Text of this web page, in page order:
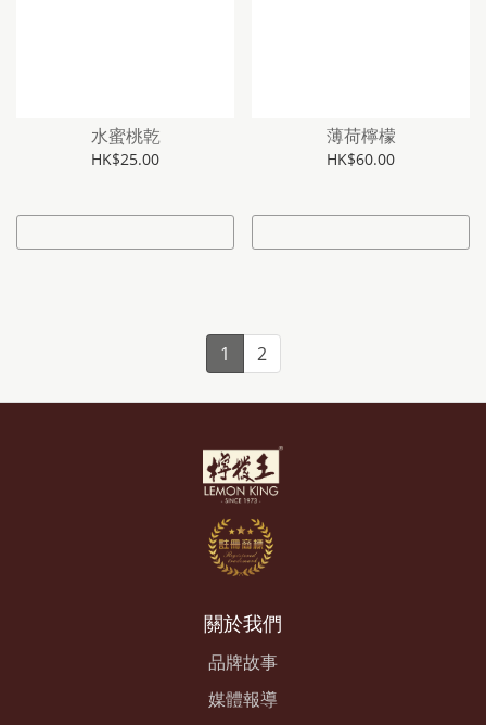
水蜜桃乾
HK$25.00
薄荷檸檬
HK$60.00
1 2
關於我們
品牌故事
媒體報導